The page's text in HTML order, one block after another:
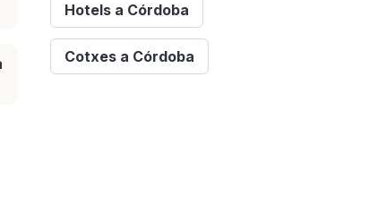
Hotels a Córdoba
Cotxes a Córdoba